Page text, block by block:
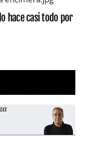
hace casi todo por